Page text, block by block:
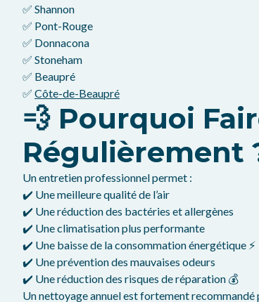
✅ Shannon
✅ Pont-Rouge
✅ Donnacona
✅ Stoneham
✅ Beaupré
✅ Côte-de-Beaupré
💨 Pourquoi
Régulièrement
Un entretien professionnel permet :
✔️ Une meilleure qualité de l’air
✔️ Une réduction des bactéries et allergènes
✔️ Une climatisation plus performante
✔️ Une baisse de la consommation énergétique ⚡
✔️ Une prévention des mauvaises odeurs
✔️ Une réduction des risques de réparation 💰
Un nettoyage annuel est fortement